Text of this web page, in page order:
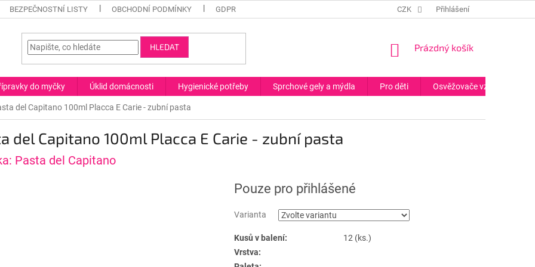
BEZPEČNOSTNÍ LISTY OBCHODNÍ PODMÍNKY GDPR CZK Přihlášení
HLEDAT
NÁKUPNÍ
Prázdný košík
do myčky Úklid domácnosti Hygienické potřeby Sprchové gely a mýdla Pro děti Osvěžovače vzduchu
del Capitano 100ml Placca E Carie - zubní pasta
del Capitano 100ml Placca E Carie - zubní pasta
Pasta del Capitano
Pouze pro přihlášené
Varianta
Kusů v balení:
12 (ks.)
Vrstva: